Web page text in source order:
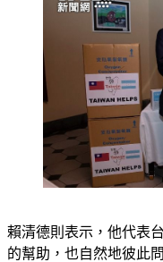
賴清德則表示，他代表
的幫助，也自然地彼此